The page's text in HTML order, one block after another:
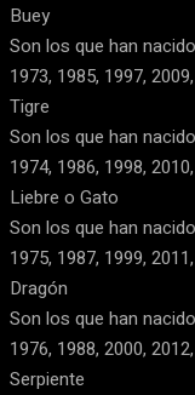
Buey
Son los que han
1973, 1985, 1997,
Tigre
Son los que han
1974, 1986, 1998,
Liebre o Gato
Son los que han
1975, 1987, 1999,
Dragón
Son los que han
1976, 1988, 2000,
Serpiente